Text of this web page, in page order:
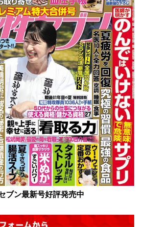
ブン最新号好評発売中